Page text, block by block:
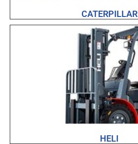
CATERPILLAR
HELI